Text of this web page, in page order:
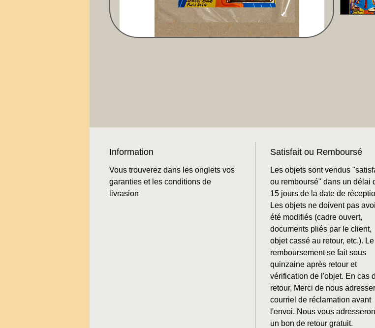
Information
Vous trouverez dans les onglets vos
garanties et les conditions de
livrasion
Satisfait ou Remboursé
Les objets sont vendus
ou remboursé" dans un délai
15 jours de la date de
Les objets ne doivent pas
été modifiés (cadre ouvert,
documents pliés par le client,
objet cassé au retour, etc.). Le
remboursement se fait sous
quinzaine après retour et
vérification de l'objet. En cas
retour, Merci de nous
courriel de réclamation avant
l'envoi. Nous vous
un bon de retour gratuit.